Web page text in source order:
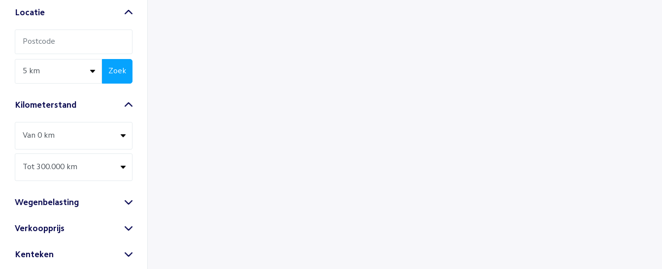
Locatie
Zoek
Kilometerstand
Wegenbelasting
Verkoopprijs
Kenteken